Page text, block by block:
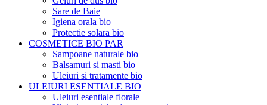
Sare de Baie
Igiena orala bio
Protectie solara bio
COSMETICE BIO PAR
Sampoane naturale bio
Balsamuri si masti bio
Uleiuri si tratamente bio
ULEIURI ESENTIALE BIO
Uleiuri esentiale florale